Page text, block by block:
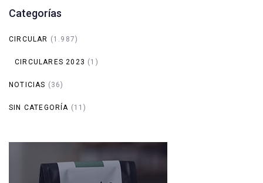
Categorías
CIRCULAR (1.987)
CIRCULARES 2023 (1)
NOTICIAS (36)
SIN CATEGORÍA (11)